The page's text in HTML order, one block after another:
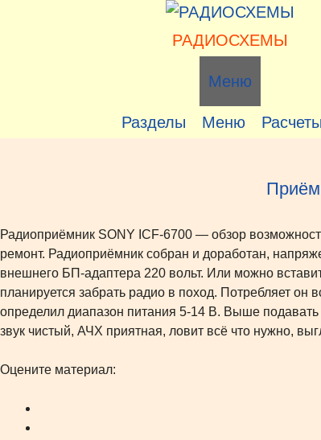
РАДИОСХЕМЫ
Меню
Разделы Меню Расчеты
Радиоприёмник SONY ICF-6700 — обзор
ремонт. Радиоприёмник собран и доработан,
внешнего БП-адаптера 220 вольт. Или можно
планируется забрать радио в поход. Потребляет
определил диапазон питания 5-14 В. Выше
звук чистый, АЧХ приятная, ловит всё что нужно,
Оцените материал: